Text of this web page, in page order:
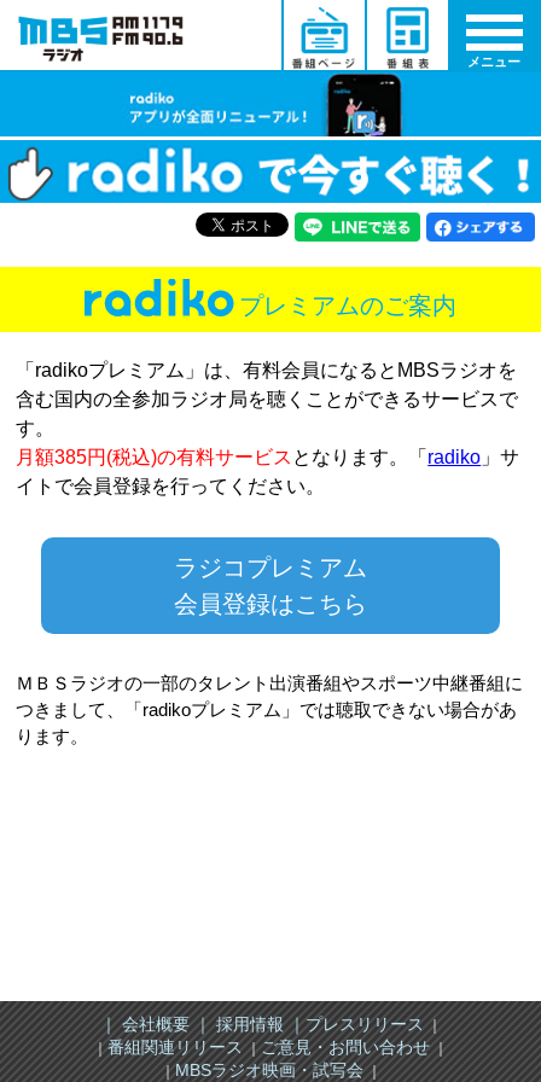
メニュー
プレミアムのご案内
「radikoプレミアム」は、有料会員になるとMBSラジオを
含む国内の全参加ラジオ局を聴くことができるサービスで
す。
月額385円(税込)の有料サービス となります。「 radiko 」サ
イトで会員登録を行ってください。
ラジコプレミアム
会員登録はこちら
ＭＢＳラジオの一部のタレント出演番組やスポーツ中継番組に
つきまして、
「radikoプレミアム」では聴取できない場合があ
ります。
｜ 会社概要 ｜採用情報 ｜プレスリリース｜
｜番組関連リリース｜ご意見・お問い合わせ｜
｜MBSラジオ映画・試写会｜